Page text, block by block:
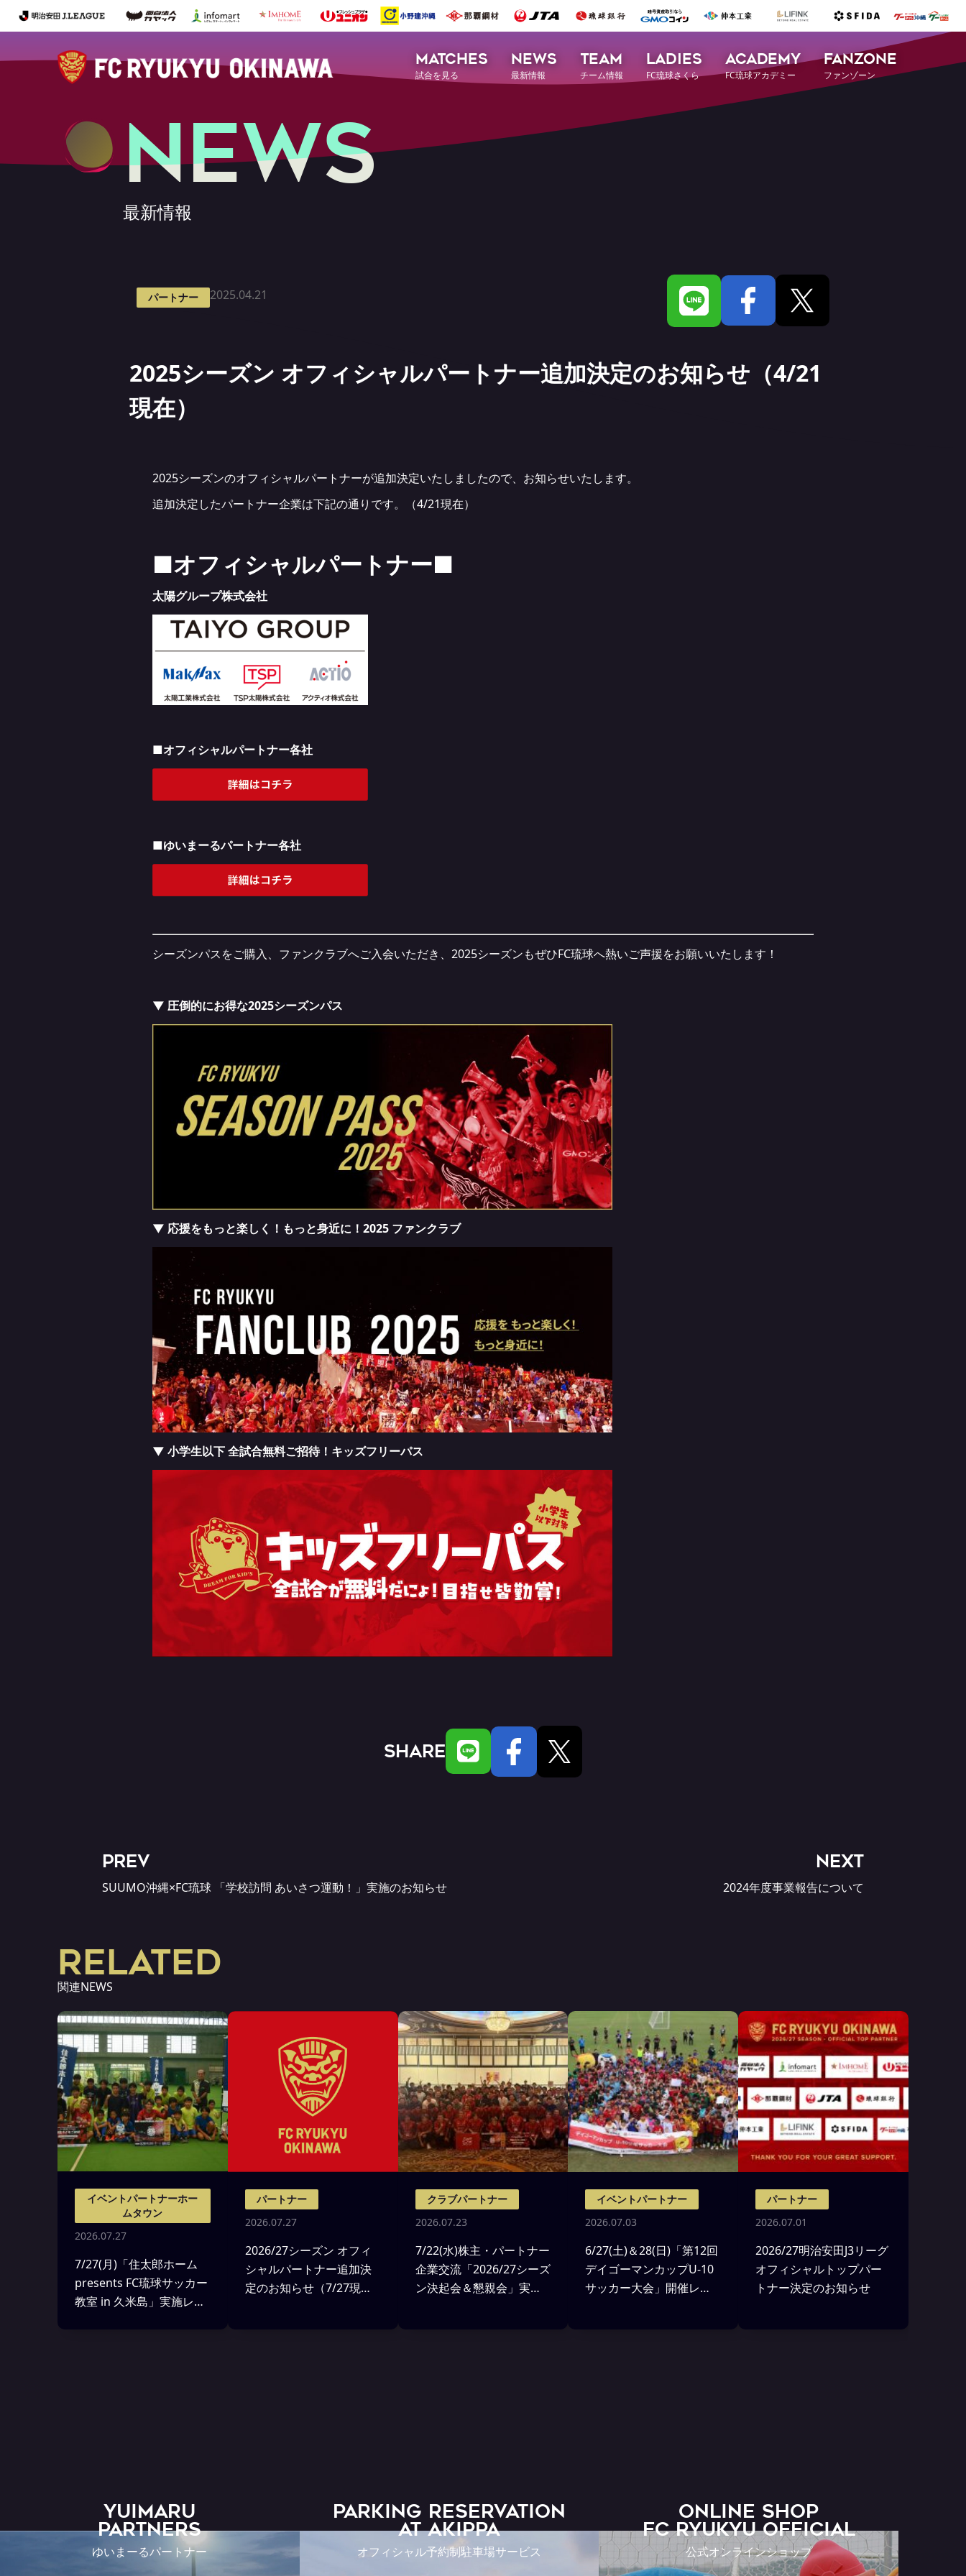
MATCHES
試合を見る
NEWS
最新情報
TEAM
チーム情報
LADIES
FC琉球さくら
ACADEMY
FC琉球アカデミー
FANZONE
ファンゾーン
NEWS
最新情報
パートナー 2025.04.21
2025シーズン オフィシャルパートナー追加決定のお知らせ（4/21
現在）
2025シーズンのオフィシャルパートナーが追加決定いたしましたので、お知らせいたします。
追加決定したパートナー企業は下記の通りです。（4/21現在）
■オフィシャルパートナー■
太陽グループ株式会社
■オフィシャルパートナー各社
■ゆいまーるパートナー各社
シーズンパスをご購入、ファンクラブへご入会いただき、2025シーズンもぜひFC琉球へ熱いご声援をお願いいたします！
▼ 圧倒的にお得な2025シーズンパス
▼ 応援をもっと楽しく！もっと身近に！2025 ファンクラブ
▼ 小学生以下 全試合無料ご招待！キッズフリーパス
SHARE
PREV
SUUMO沖縄×FC琉球 「学校訪問 あいさつ運動！」実施のお知らせ
NEXT
2024年度事業報告について
RELATED
関連NEWS
イベントパートナーホー
ムタウン
2026.07.27
7/27(月)「住太郎ホーム
presents FC琉球サッカー
教室 in 久米島」実施レポ
パートナー
2026.07.27
2026/27シーズン オフィ
シャルパートナー追加決
定のお知らせ（7/27現
クラブパートナー
2026.07.23
7/22(水)株主・パートナー
企業交流「2026/27シーズ
ン決起会＆懇親会」実施
イベントパートナー
2026.07.03
6/27(土)＆28(日)「第12回
デイゴーマンカップU-10
サッカー大会」開催レポ
パートナー
2026.07.01
2026/27明治安田J3リーグ
オフィシャルトップパー
トナー決定のお知らせ
YUIMARU
Partners
ゆいまーるパートナー
PARKING RESERVATION
AT Akippa
オフィシャル予約制駐車場サービス
ONLINE SHOP
FC RYUKYU OFFICIAL
公式オンラインショップ